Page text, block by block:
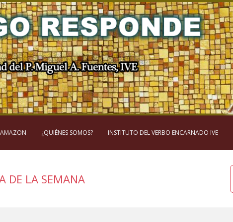
¿QUIÉNES SOMOS? INSTITUTO DEL VERBO ENCARNADO IVE
DE LA SEMANA